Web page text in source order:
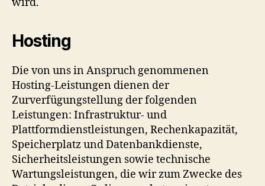
Hosting
Die von uns in Anspruch genommenen
Hosting-Leistungen dienen der
Zurverfügungstellung der folgenden
Leistungen: Infrastruktur- und
Plattformdienstleistungen, Rechenkapazität,
Speicherplatz und Datenbankdienste,
Sicherheitsleistungen sowie technische
Wartungsleistungen, die wir zum Zwecke des